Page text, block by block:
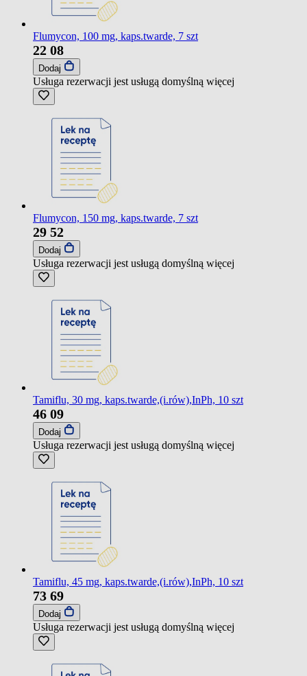
Flumycon, 100 mg, kaps.twarde, 7 szt
22 08
Dodaj
Usługa rezerwacji jest usługą domyślną więcej
Flumycon, 150 mg, kaps.twarde, 7 szt
29 52
Dodaj
Usługa rezerwacji jest usługą domyślną więcej
Tamiflu, 30 mg, kaps.twarde,(i.rów),InPh, 10 szt
46 09
Dodaj
Usługa rezerwacji jest usługą domyślną więcej
Tamiflu, 45 mg, kaps.twarde,(i.rów),InPh, 10 szt
73 69
Dodaj
Usługa rezerwacji jest usługą domyślną więcej